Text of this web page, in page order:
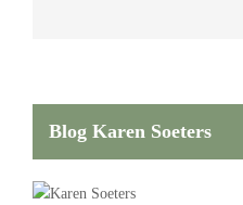
Blog Karen Soeters